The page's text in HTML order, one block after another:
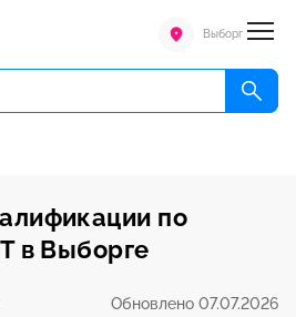
Выборг
по
в Выборге
Обновлено 07.07.2026